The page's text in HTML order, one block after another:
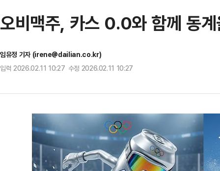
오비맥주, 카스 0.0와 함께 동
임유정 기자 (irene@dailian.co.kr)
입력 2026.02.11 10:27 수정 2026.02.11 10:27